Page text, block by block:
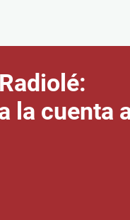
la cuenta